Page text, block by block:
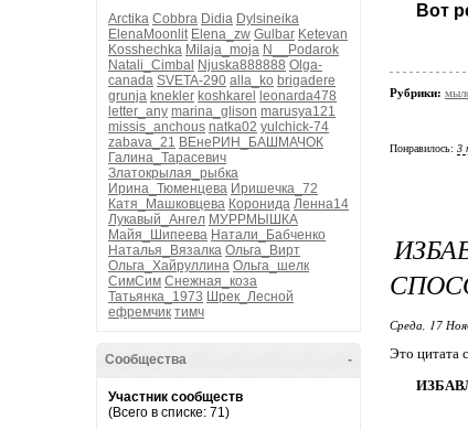
Arctika Cobbra Didia Dylsineika
ElenaMoonlit Elena_zw Gulbar Ketevan
Kosshechka Milaja_moja N__Podarok
Natali_Cimbal Njuska888888 Olga-
canada SVETA-290 alla_ko brigadere
grunja knekler koshkarel
leonarda478
letter_any marina_glison marusya121
missis_anchous natka02 yulchick-74
zabava_21 ВЕнеРИН_БАШМАЧОК
Галина_Тарасевич
Златокрылая_рыбка
Ирина_Тюменцева Иришечка_72
Катя_Машковцева Коронида Ленна14
Лукавый_Ангел МУРРМЫШКА
Майя_Шипеева Натали_Бабченко
Наталья_Вязалка Ольга_Вирт
Ольга_Хайруллина Ольга_шелк
СимСим Снежная_коза
Татьянка_1973 Шрек_Лесной
ефремчик тимч
-
Сообщества
Участник сообществ
(Всего в списке: 71)
Рубрики:
Понравилось: 3
Среда, 17
Это цитата